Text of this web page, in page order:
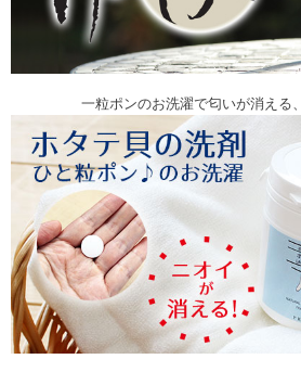
一粒ポンのお洗濯で匂いが消える